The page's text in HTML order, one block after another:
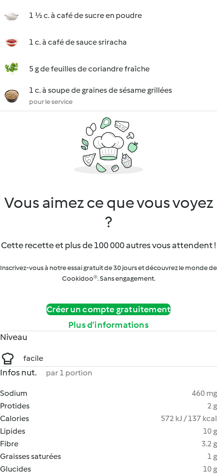
1 ½ c. à café de sucre en poudre
1 c. à café de sauce sriracha
5 g de feuilles de coriandre fraîche
1 c. à soupe de graines de sésame grillées
pour le service
Vous aimez ce que vous voyez
?
Cette recette et plus de 100 000 autres vous attendent !
Inscrivez-vous à notre essai gratuit de 30 jours et découvrez le monde de
Cookidoo®. Sans engagement.
Créer un compte gratuitement
Plus d’informations
Niveau
facile
Infos nut. par 1 portion
Sodium
460 mg
Protides
2 g
Calories
572 kJ / 137 kcal
Lipides
10 g
Fibre
3.2 g
Graisses saturées
1 g
Glucides
10 g